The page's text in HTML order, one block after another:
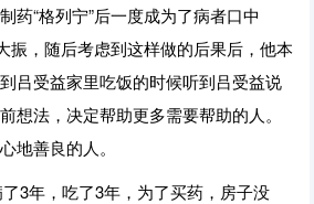
“格列宁”后一度成为了病者口中
振，随后考虑到这样做的后果后，他本
吕受益家里吃饭的时候听到吕受益说
想法，决定帮助更多需要帮助的人。
地善良的人。
3年，吃了3年，为了买药，房子没